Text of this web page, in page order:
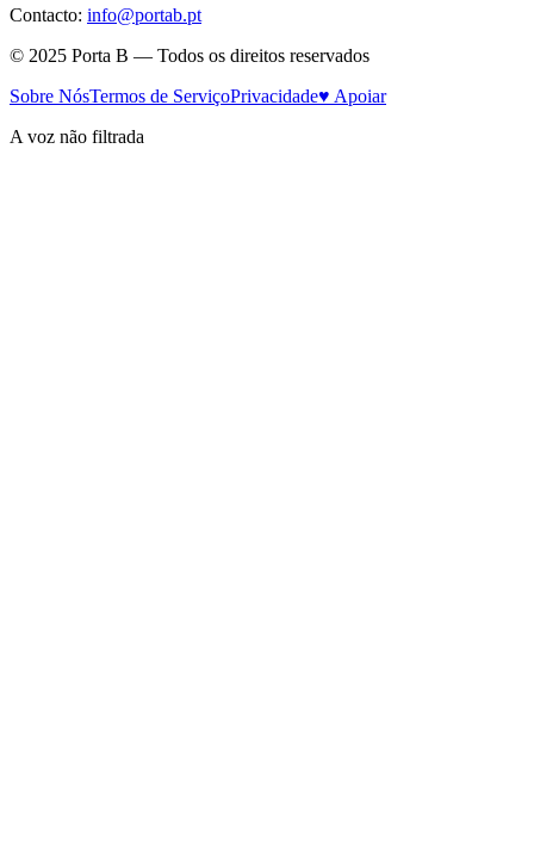
Contacto: info@portab.pt
© 2025 Porta B — Todos os direitos reservados
Sobre NósTermos de ServiçoPrivacidade♥ Apoiar
A voz não filtrada